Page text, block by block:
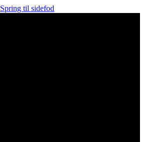
Spring til sidefod